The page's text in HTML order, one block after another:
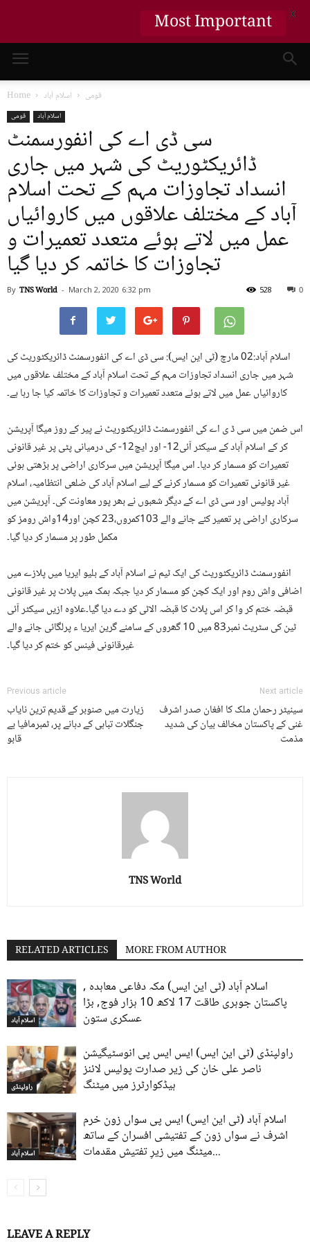
Home قومی اسلام آباد
قومی اسلام آباد
سی ڈی اے کی انفورسمنٹ
ڈائریکٹوریٹ کی شہر میں جاری
انسداد تجاوزات مہم کے تحت اسلام
آباد کے مختلف علاقوں میں کاروائیاں
عمل میں لاتے ہوئے متعدد تعمیرات و
تجاوزات کا خاتمہ کر دیا گیا
By TNS World - March 2, 2020 6:32 pm 0
528
اسلام آباد:02 مارچ (ٹی این ایس): سی ڈی اے کی انفورسمنٹ ڈائریکٹوریٹ کی
شہر میں جاری انسداد تجاوزات مہم کے تحت اسلام آباد کے مختلف علاقوں میں
کاروائیاں عمل میں لاتے ہوئے متعدد تعمیرات و تجاوزات کا خاتمہ کیا جا رہا ہے۔
اس ضمن میں سی ڈ ی اے کی انفورسمنٹ ڈائریکٹوریٹ نے پیر کے روز میگا آپریشن
کر کے اسلام آباد کے سیکٹر آئی12- اور ایچ12- کی درمیانی پٹی پر غیر قانونی
تعمیرات کو مسمار کر دیا۔ اس میگا آپریشن میں سرکاری اراضی پر بڑھتی ہوئی
غیر قانونی تعمیرات کو مسمار کرنے کے لیے اسلام آباد کی ضلعی انتظامیہ، اسلام
آباد پولیس اور سی ڈی اے کے دیگر شعبوں نے بھر پور معاونت کی۔ آپریشن میں
سرکاری اراضی پر تعمیر کئے جانے والے 103کمروں،23 کچن اور14واش رومز کو
مکمل طور پر مسمار کر دیا گیا۔
انفورسمنٹ ڈائریکٹوریٹ کی ایک ٹیم نے اسلام آباد کے بلیو ایریا میں پلازے میں
اضافی واش روم اور ایک کچن کو مسمار کر دیا جبکہ ہمک میں پلاٹ پر غیر قانونی
قبضہ ختم کر وا کر اس پلاٹ کا قبضہ الاٹی کو دے دیا گیا۔علاوہ ازیں سیکٹر آئی
ٹین کی سٹریٹ نمبر83 میں 10 گھروں کے سامنے گرین ایریا ء پرلگائی جانے والے
غیرقانونی فینس کو ختم کر دیا گیا۔
Previous article
زیارت میں صنوبر کے قدیم ترین نایاب
جنگلات تباہی کے دہانے پر، ٹمبرمافیا بے
قابو
Next article
سینیٹر رحمان ملک کا افغان صدر اشرف
غنی کے پاکستان مخالف بیان کی شدید
مذمت
TNS World
RELATED ARTICLES MORE FROM AUTHOR
اسلام آباد
اسلام آباد (ٹی این ایس) مکہ دفاعی معاہدہ ,
پاکستان جوہری طاقت 17 لاکھ 10 ہزار فوج, بڑا
عسکری ستون
راولپنڈی
راولپنڈی (ٹی این ایس) ایس ایس پی انوسٹیگیشن
ناصر علی خان کی زیر صدارت پولیس لائنز
ہیڈکوارٹرز میں میٹنگ
اسلام آباد
اسلام آباد (ٹی این ایس) ایس پی سواں زون خرم
اشرف نے سواں زون کے تفتیشی افسران کے ساتھ
میٹنگ میں زیرِ تفتیش مقدمات...
LEAVE A REPLY
Most Important X